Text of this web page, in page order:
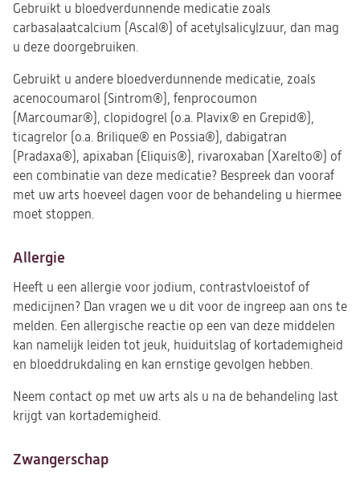
Gebruikt u bloedverdunnende medicatie zoals
carbasalaatcalcium (Ascal®) of acetylsalicylzuur, dan mag
u deze doorgebruiken.
Gebruikt u andere bloedverdunnende medicatie, zoals
acenocoumarol (Sintrom®), fenprocoumon
(Marcoumar®), clopidogrel (o.a. Plavix® en Grepid®),
ticagrelor (o.a. Brilique® en Possia®), dabigatran
(Pradaxa®), apixaban (Eliquis®), rivaroxaban (Xarelto®) of
een combinatie van deze medicatie? Bespreek dan vooraf
met uw arts hoeveel dagen voor de behandeling u hiermee
moet stoppen.
Allergie
Heeft u een allergie voor jodium, contrastvloeistof of
medicijnen? Dan vragen we u dit voor de ingreep aan ons te
melden. Een allergische reactie op een van deze middelen
kan namelijk leiden tot jeuk, huiduitslag of kortademigheid
en bloeddrukdaling en kan ernstige gevolgen hebben.
Neem contact op met uw arts als u na de behandeling last
krijgt van kortademigheid.
Zwangerschap